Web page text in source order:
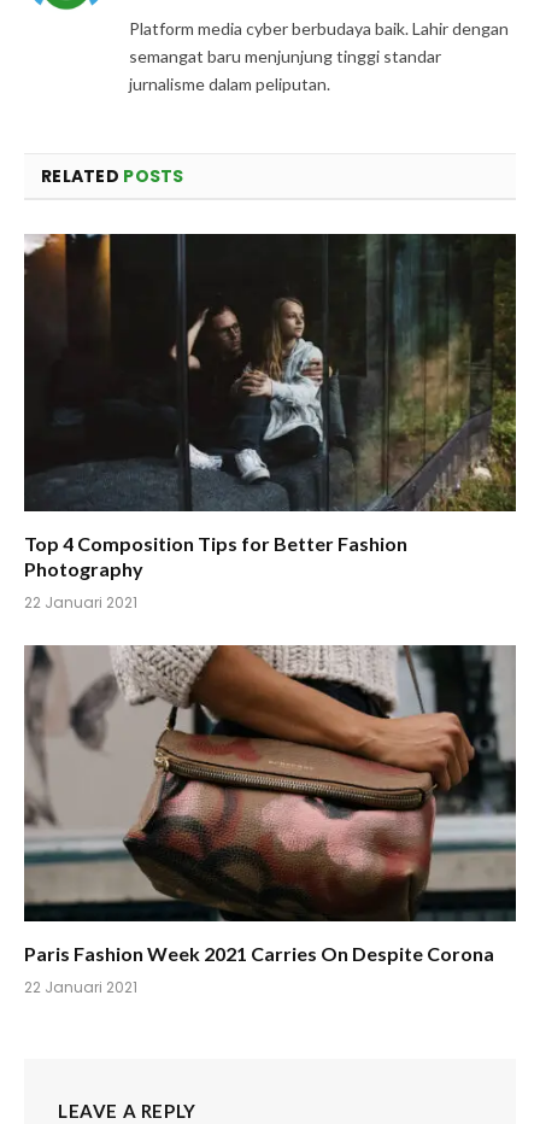
Platform media cyber berbudaya baik. Lahir dengan
semangat baru menjunjung tinggi standar
jurnalisme dalam peliputan.
RELATED POSTS
Top 4 Composition Tips for Better Fashion
Photography
22 Januari 2021
Paris Fashion Week 2021 Carries On Despite Corona
22 Januari 2021
LEAVE A REPLY